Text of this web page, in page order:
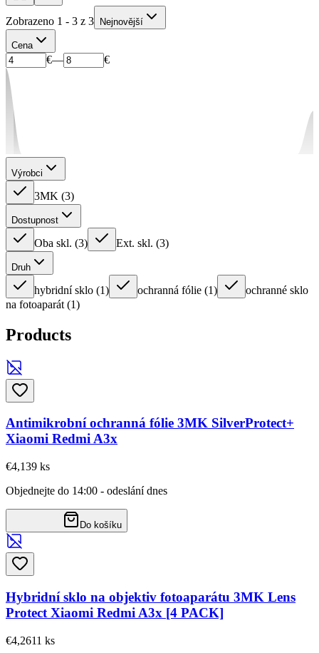
Zobrazeno 1 - 3 z 3 Nejnovější
Cena
€— €
Výrobci
3MK (3)
Dostupnost
Oba skl. (3) Ext. skl. (3)
Druh
hybridní sklo (1) ochranná fólie (1)
ochranné sklo
na fotoaparát (1)
Products
Antimikrobní ochranná fólie 3MK SilverProtect+
Xiaomi Redmi A3x
€4,139 ks
Objednejte do 14:00 - odeslání dnes
Do košíku
Hybridní sklo na objektiv fotoaparátu 3MK Lens
Protect Xiaomi Redmi A3x [4 PACK]
€4,2611 ks